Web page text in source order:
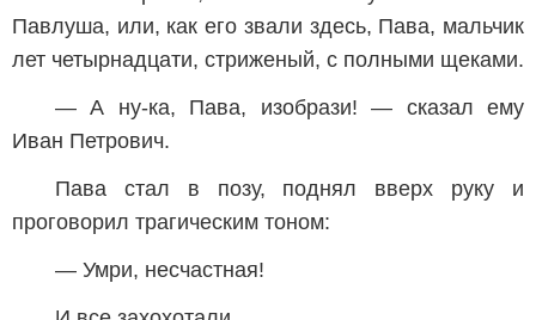
Павлуша, или, как его звали здесь, Пава, мальчик
лет четырнадцати, стриженый, с полными щеками.
— А ну-ка, Пава, изобрази! — сказал ему
Иван Петрович.
Пава стал в позу, поднял вверх руку и
проговорил трагическим тоном:
— Умри, несчастная!